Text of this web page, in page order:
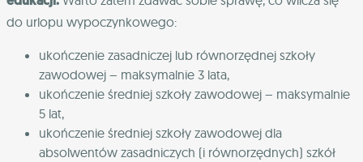
do urlopu wypoczynkowego:
ukończenie zasadniczej lub równorzędnej szkoły
zawodowej – maksymalnie 3 lata,
ukończenie średniej szkoły zawodowej – maksymalnie
5 lat,
ukończenie średniej szkoły zawodowej dla
absolwentów zasadniczych (i równorzędnych) szkół